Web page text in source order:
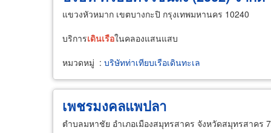
แขวงหัวหมาก เขตบางกะปิ กรุงเทพมหานคร 10240
บริการเดินเรือในคลองแสนแสบ
หมวดหมู่ : บริษัทท่าเทียบเรือเดินทะเล
เพชรมงคลแพปลา
ตำบลมหาชัย อำเภอเมืองสมุทรสาคร จังหวัดสมุทรสาคร